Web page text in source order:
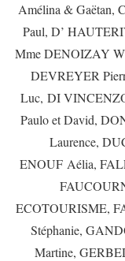
Amélina & Gaëtan,
Paul, D’
Mme DENOIZAY
DEVREYER
Luc, DI
Paulo et David,
Laurence,
ENOUF Aélia,
ECOTOURISME,
Stéphanie,
Martine,